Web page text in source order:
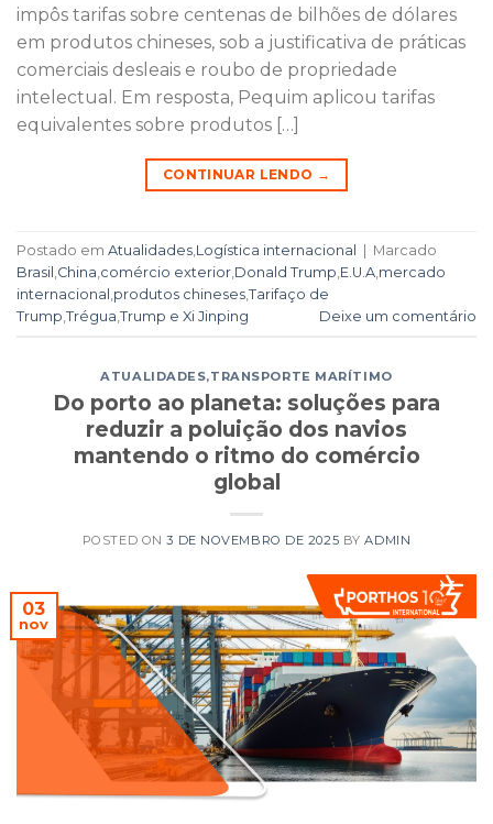
impôs tarifas sobre centenas de bilhões de dólares
em produtos chineses, sob a justificativa de práticas
comerciais desleais e roubo de propriedade
intelectual. Em resposta, Pequim aplicou tarifas
equivalentes sobre produtos […]
CONTINUAR LENDO →
Postado em Atualidades Logística internacional
Marcado
Brasil China comércio exterior Donald Trump E.U.A mercado
internacional produtos chineses Tarifaço de
Trump Trégua Trump e Xi Jinping Deixe um comentário
ATUALIDADES,TRANSPORTE MARÍTIMO
Do porto ao planeta: soluções para
reduzir a poluição dos navios
mantendo o ritmo do comércio
global
POSTED ON3 DE NOVEMBRO DE 2025 BYADMIN
03
nov